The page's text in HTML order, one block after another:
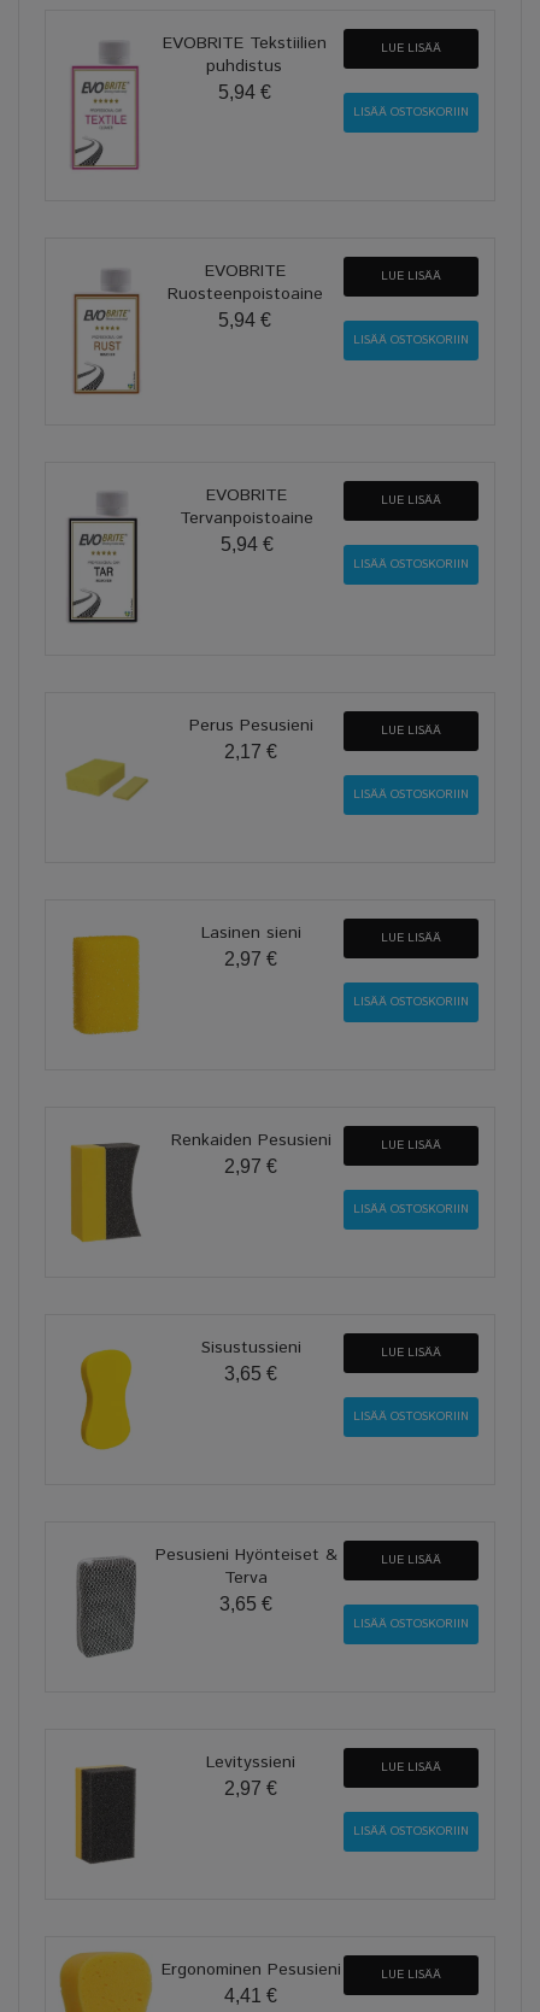
EVOBRITE Tekstiilien
puhdistus
5,94 €
LUE LISÄÄ
EVOBRITE
Ruosteenpoistoaine
5,94 €
LUE LISÄÄ
EVOBRITE
Tervanpoistoaine
5,94 €
LUE LISÄÄ
Perus Pesusieni
2,17 €
LUE LISÄÄ
Lasinen sieni
2,97 €
LUE LISÄÄ
Renkaiden Pesusieni
2,97 €
LUE LISÄÄ
Sisustussieni
3,65 €
LUE LISÄÄ
Pesusieni Hyönteiset &
Terva
3,65 €
LUE LISÄÄ
Levityssieni
2,97 €
LUE LISÄÄ
Ergonominen Pesusieni
4,41 €
LUE LISÄÄ